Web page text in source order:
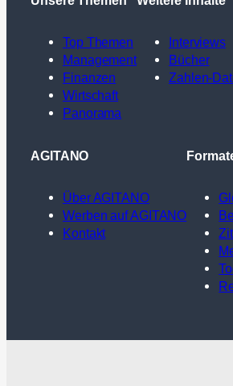
Top Themen
Management
Finanzen
Wirtschaft
Panorama
Interviews
Bücher
Zahlen-
AGITANO
Über AGITANO
Werben auf AGITANO
Kontakt